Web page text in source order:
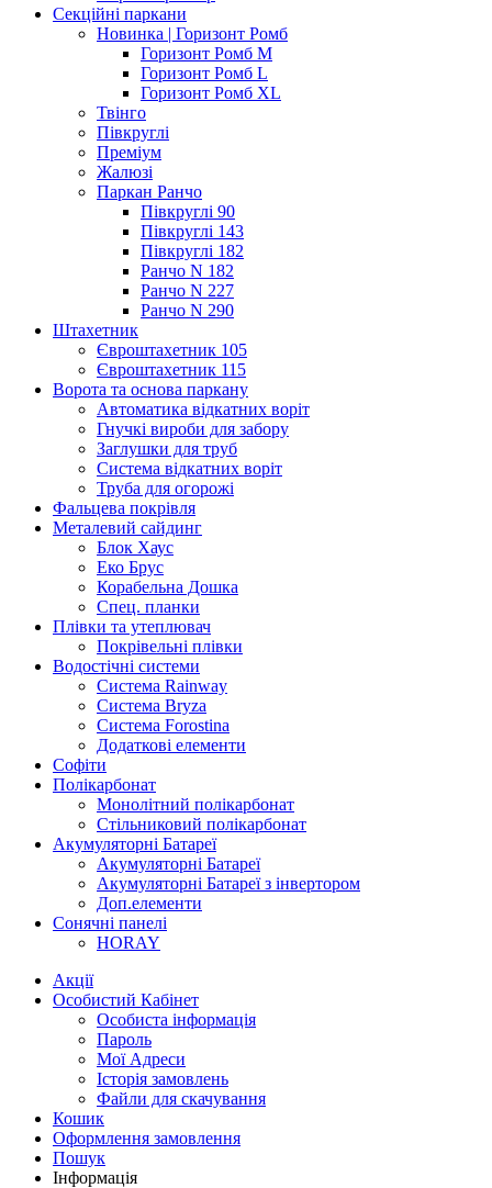
Секційні паркани
Новинка | Горизонт Ромб
Горизонт Ромб M
Горизонт Ромб L
Горизонт Ромб XL
Твінго
Півкруглі
Преміум
Жалюзі
Паркан Ранчо
Півкруглі 90
Півкруглі 143
Півкруглі 182
Ранчо N 182
Ранчо N 227
Ранчо N 290
Штахетник
Євроштахетник 105
Євроштахетник 115
Ворота та основа паркану
Автоматика відкатних воріт
Гнучкі вироби для забору
Заглушки для труб
Система відкатних воріт
Труба для огорожі
Фальцева покрівля
Металевий сайдинг
Блок Хаус
Еко Брус
Корабельна Дошка
Спец. планки
Плівки та утеплювач
Покрівельні плівки
Водостічні системи
Система Rainway
Система Bryza
Система Forostina
Додаткові елементи
Софіти
Полікарбонат
Монолітний полікарбонат
Стільниковий полікарбонат
Акумуляторні Батареї
Акумуляторні Батареї
Акумуляторні Батареї з інвертором
Доп.елементи
Сонячні панелі
HORAY
Акції
Особистий Кабінет
Особиста інформація
Пароль
Мої Адреси
Історія замовлень
Файли для скачування
Кошик
Оформлення замовлення
Пошук
Інформація